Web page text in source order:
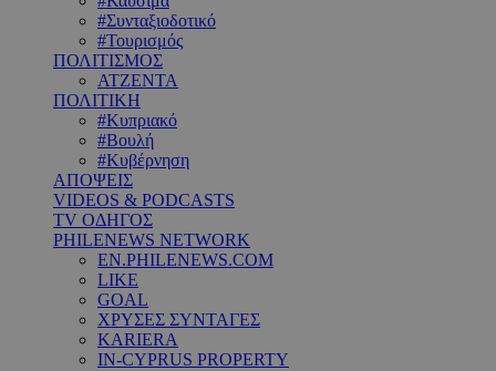
#Συνταξιοδοτικό
#Τουρισμός
ΠΟΛΙΤΙΣΜΟΣ
ΑΤΖΕΝΤΑ
ΠΟΛΙΤΙΚΗ
#Κυπριακό
#Βουλή
#Κυβέρνηση
ΑΠΟΨΕΙΣ
VIDEOS & PODCASTS
TV ΟΔΗΓΟΣ
PHILENEWS NETWORK
EN.PHILENEWS.COM
LIKE
GOAL
ΧΡΥΣΕΣ ΣΥΝΤΑΓΕΣ
KARIERA
IN-CYPRUS PROPERTY